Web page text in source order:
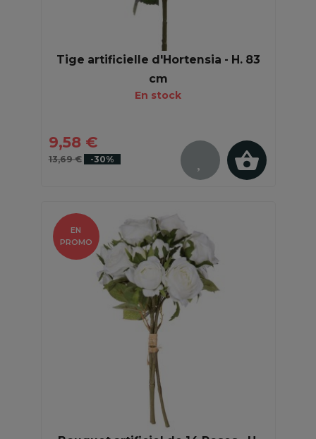
Tige artificielle d'Hortensia - H. 83
cm
En stock
9,58 €
13,69 € -30%
EN
PROMO